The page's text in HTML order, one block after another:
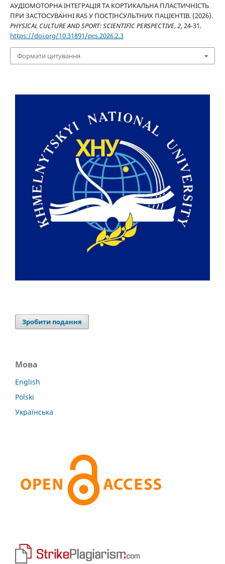
АУДІОМОТОРНА ІНТЕГРАЦІЯ ТА КОРТИКАЛЬНА ПЛАСТИЧНІСТЬ
ПРИ ЗАСТОСУВАННІ RAS У ПОСТІНСУЛЬТНИХ ПАЦІЄНТІВ. (2026).
PHYSICAL CULTURE AND SPORT: SCIENTIFIC PERSPECTIVE,2, 24-31.
https://doi.org/10.31891/pcs.2026.2.3
Формати цитування
Зробити подання
Мова
English
Polski
Українська